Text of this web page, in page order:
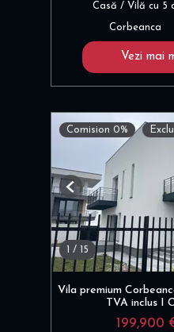
Casă / Vilă cu 5
Corbeanca
Vezi mai
Comision 0%
/ 15
Previous
Vila premium
TVA inclus I
199,900